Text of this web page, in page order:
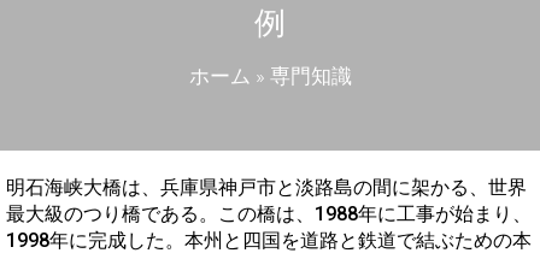
例
ホーム » 専門知識
明石海峡大橋は、兵庫県神戸市と淡路島の間に架かる、世界
最大級のつり橋である。この橋は、1988年に工事が始まり、
1998年に完成した。本州と四国を道路と鉄道で結ぶための本